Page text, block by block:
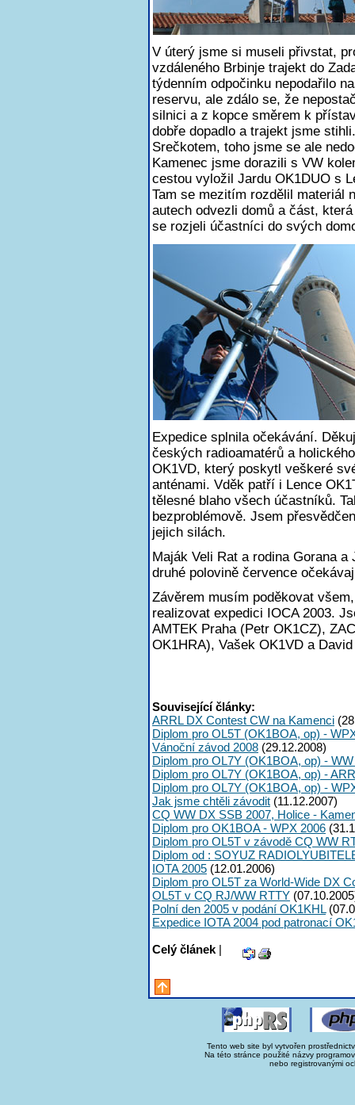
V úterý jsme si museli přivstat,
vzdáleného Brbinje trajekt do
týdenním odpočinku nepodařilo
reservu, ale zdálo se, že
silnici a z kopce směrem k
dobře dopadlo a trajekt jsme
Srečkotem, toho jsme se ale
Kamenec jsme dorazili s VW
cestou vyložil Jardu OK1DUO s
Tam se mezitím rozdělil materiál
autech odvezli domů a část,
se rozjeli účastníci do svých
Expedice splnila očekávání.
českých radioamatérů a
OK1VD, který poskytl veškeré
anténami. Vděk patří i Lence
tělesné blaho všech účastníků.
bezproblémově. Jsem
jejich silách.
Maják Veli Rat a rodina Gorana
druhé polovině července
Závěrem musím poděkovat
realizovat expedici IOCA 2003.
AMTEK Praha (Petr OK1CZ),
OK1HRA), Vašek OK1VD a
Související články:
ARRL DX Contest CW na Kamenci
Diplom pro OL5T (OK1BOA, op) -
Vánoční závod 2008 (29.12.2008)
Diplom pro OL7Y (OK1BOA, op) -
Diplom pro OL7Y (OK1BOA, op) -
Diplom pro OL7Y (OK1BOA, op) -
Jak jsme chtěli závodit (11.12.2007)
CQ WW DX SSB 2007, Holice -
Diplom pro OK1BOA - WPX 2006
Diplom pro OL5T v závodě CQ WW
Diplom od : SOYUZ
IOTA 2005 (12.01.2006)
Diplom pro OL5T za World-Wide DX
OL5T v CQ RJ/WW RTTY
Polní den 2005 v podání OK1KHL
Expedice IOTA 2004 pod patronací
Celý článek |
Tento web site byl vytvořen
Na této stránce použité názvy
nebo registrovanými